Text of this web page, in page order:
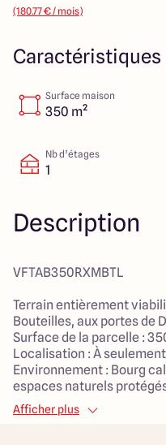
Maisons ARLOGIS
4 Rue du Chemin vert
76260 Etalondes
(180.77 € / mois)
Caractéristiques
Surface maison
350 m²
Nb d’étages
1
Description
VFTAB350RXMBTL
Terrain entièrement
Bouteilles, aux portes de
Surface de la parcelle :
Localisation : À
Environnement : Bourg
espaces naturels
nature et d'histoire
Équipements : Terrain
Afficher plus